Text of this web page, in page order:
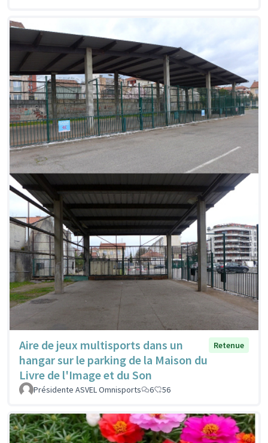
Aire de jeux multisports dans un
hangar sur le parking de la Maison du
Livre de l'Image et du Son
Retenue
Présidente ASVEL Omnisports 6 56